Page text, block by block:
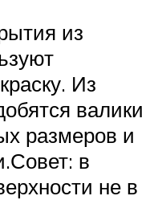
из
Из
валики
размеров и
в
не в